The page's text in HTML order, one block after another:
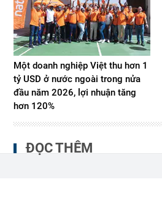
Một doanh nghiệp Việt thu hơn 1
tỷ USD ở nước ngoài trong nửa
đầu năm 2026, lợi nhuận tăng
hơn 120%
ĐỌC THÊM